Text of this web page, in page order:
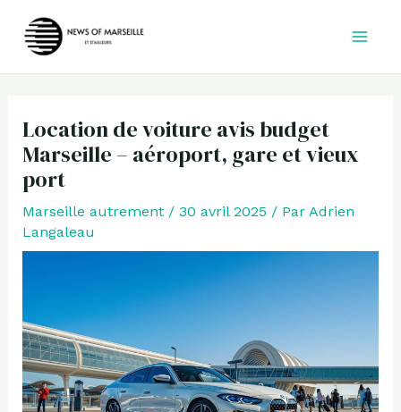
Location de voiture avis budget
Marseille – aéroport, gare et vieux
port
Marseille autrement/ 30 avril 2025 / Par Adrien
Langaleau